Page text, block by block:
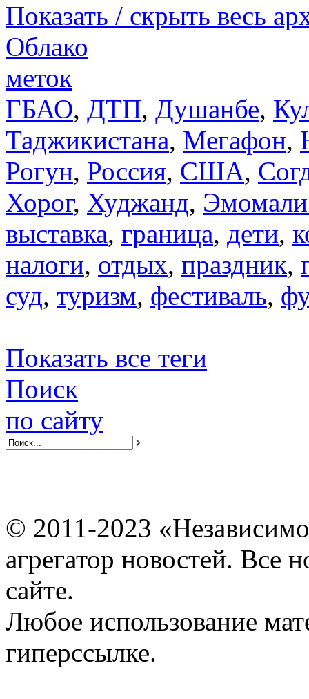
Показать / скрыть весь
Облако
меток
ГБАО, ДТП, Душанбе,
Таджикистана, Мегафон,
Рогун, Россия, США,
Хорог, Худжанд,
выставка, граница, дети,
налоги, отдых, праздник,
суд, туризм, фестиваль,
Показать все теги
Поиск
по сайту
© 2011-2023
агрегатор новостей. Все
сайте.
Любое использование
гиперссылке.